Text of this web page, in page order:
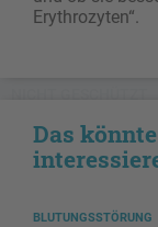
Erythrozyten“.
Das
BLUTUNGSSTÖRUNG